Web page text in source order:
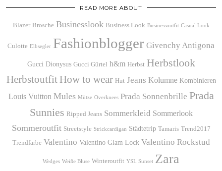
READ MORE ABOUT
Blazer Brosche Businesslook Business Look Businessoutfit Casual Look
Culotte Elbsegler Fashionblogger Givenchy Antigona
Gucci Dionysus Gucci Gürtel h&m Herbst Herbstlook
Herbstoutfit How to wear Hut Jeans Kolumne Kombinieren
Louis Vuitton Mules Mütze Overknees Prada Sonnenbrille Prada
Sunnies Ripped Jeans Sommerkleid Sommerlook
Sommeroutfit Streetstyle Strickcardigan Städtetrip Tamaris Trend2017
Trendfarbe Valentino Valentino Glam Lock Valentino Rockstud
Wedges Weiße Bluse Winteroutfit YSL Sunset Zara